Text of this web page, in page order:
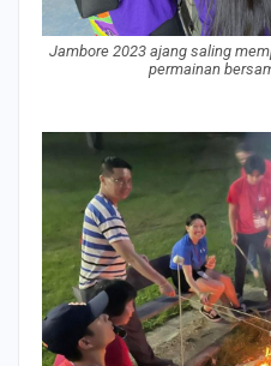
Jambore 2023 ajang saling
permainan